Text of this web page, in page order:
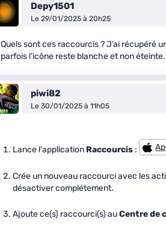
Depy1501
Le 29/01/2025 à 20h25
Quels sont ces raccourcis ? J’ai récupéré
parfois l’icône reste blanche et non éteinte.
piwi82
Le 30/01/2025 à 11h05
Lance l'application Raccourcis :
Crée un nouveau raccourci avec les
désactiver complétement.
Ajoute ce(s) raccourci(s) auCentre de